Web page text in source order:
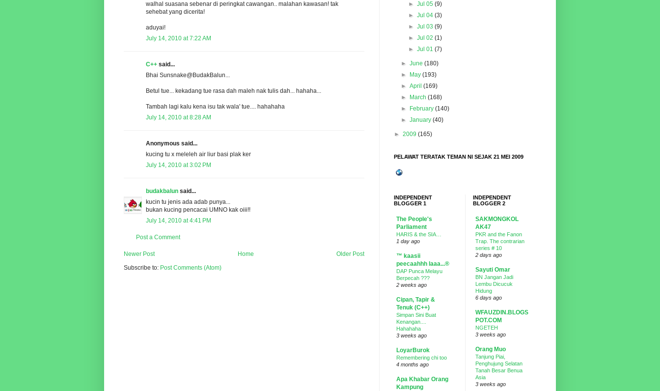
walhal suasana sebenar di peringkat cawangan.. malahan kawasan! tak
sehebat yang dicerita!
aduyai!
July 14, 2010 at 7:22 AM
C++ said...
Bhai Sunsnake@BudakBalun...
Betul tue... kekadang tue rasa dah maleh nak tulis dah... hahaha...
Tambah lagi kalu kena isu tak wala' tue.... hahahaha
July 14, 2010 at 8:28 AM
Anonymous said...
kucing tu x meleleh air liur basi plak ker
July 14, 2010 at 3:02 PM
budakbalun said...
kucin tu jenis ada adab punya...
bukan kucing pencacai UMNO kak oiii!!
July 14, 2010 at 4:41 PM
Post a Comment
Newer Post Older Post
Home
Subscribe to: Post Comments (Atom)
► Jul 05 (9)
► Jul 04 (3)
► Jul 03 (9)
► Jul 02 (1)
► Jul 01 (7)
►June (180)
►
May (193)
►April (169)
►
March (168)
►
February (140)
►January (40)
► 2009 (165)
PELAWAT TERATAK TEMAN NI SEJAK 21 MEI 2009
INDEPENDENT
BLOGGER 1
The People's
Parliament
HARIS & the SIA…
1 day ago
™ kaasii
peecaahhh laaa...®
DAP Punca Melayu
Berpecah ???
2 weeks ago
Cipan, Tapir &
Tenuk (C++)
Simpan Sini Buat
Kenangan....
Hahahaha
3 weeks ago
LoyarBurok
Remembering chi too
4 months ago
Apa Khabar Orang
Kampung
INDEPENDENT
BLOGGER 2
SAKMONGKOL
AK47
PKR and the Fanon
Trap. The contrarian
series # 10
2 days ago
Sayuti Omar
BN Jangan Jadi
Lembu Dicucuk
Hidung
6 days ago
WFAUZDIN.BLOGS
POT.COM
NGETEH
3 weeks ago
Orang Muo
Tanjung Piai,
Penghujung Selatan
Tanah Besar Benua
Asia
3 weeks ago